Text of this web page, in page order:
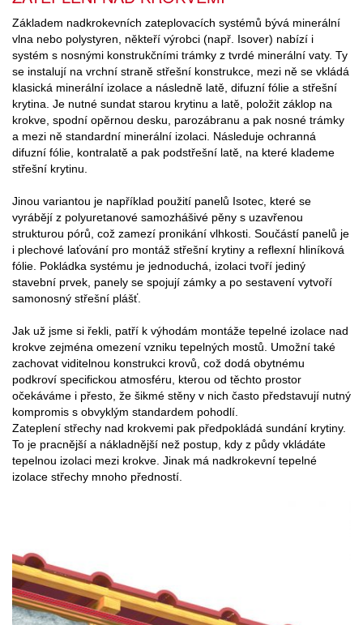
Základem nadkrokevních zateplovacích systémů bývá minerální
vlna nebo polystyren, někteří výrobci (např. Isover) nabízí i
systém s nosnými konstrukčními trámky z tvrdé minerální vaty. Ty
se instalují na vrchní straně střešní konstrukce, mezi ně se vkládá
klasická minerální izolace a následně latě, difuzní fólie a střešní
krytina. Je nutné sundat starou krytinu a latě, položit záklop na
krokve, spodní opěrnou desku, parozábranu a pak nosné trámky
a mezi ně standardní minerální izolaci. Následuje ochranná
difuzní fólie, kontralatě a pak podstřešní latě, na které klademe
střešní krytinu.
Jinou variantou je například použití panelů Isotec, které se
vyrábějí z polyuretanové samozhášivé pěny s uzavřenou
strukturou pórů, což zamezí pronikání vlhkosti. Součástí panelů je
i plechové laťování pro montáž střešní krytiny a reflexní hliníková
fólie. Pokládka systému je jednoduchá, izolaci tvoří jediný
stavební prvek, panely se spojují zámky a po sestavení vytvoří
samonosný střešní plášť.
Jak už jsme si řekli, patří k výhodám montáže tepelné izolace nad
krokve zejména omezení vzniku tepelných mostů. Umožní také
zachovat viditelnou konstrukci krovů, což dodá obytnému
podkroví specifickou atmosféru, kterou od těchto prostor
očekáváme i přesto, že šikmé stěny v nich často představují nutný
kompromis s obvyklým standardem pohodlí.
Zateplení střechy nad krokvemi pak předpokládá sundání krytiny.
To je pracnější a nákladnější než postup, kdy z půdy vkládáte
tepelnou izolaci mezi krokve. Jinak má nadkrokevní tepelné
izolace střechy mnoho předností.